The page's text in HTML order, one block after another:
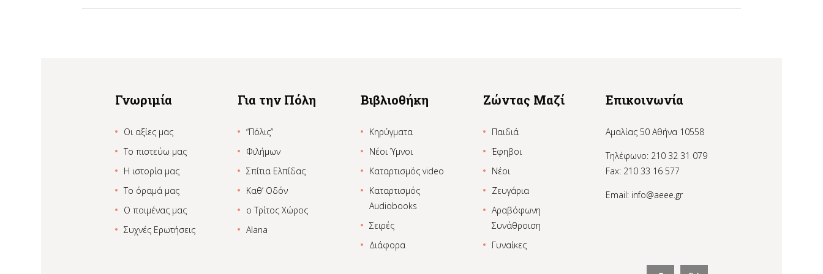
Γνωριμία
Οι αξίες μας
Το πιστεύω μας
Η ιστορία μας
Το όραμά μας
Ο ποιμένας μας
Συχνές Ερωτήσεις
Για την Πόλη
“Πόλις”
Φιλήμων
Σπίτια Ελπίδας
Καθ’ Οδόν
ο Τρίτος Χώρος
Alana
Βιβλιοθήκη
Κηρύγματα
Νέοι Ύμνοι
Καταρτισμός video
Καταρτισμός
Audiobooks
Σειρές
Διάφορα
Ζώντας Μαζί
Παιδιά
Έφηβοι
Νέοι
Ζευγάρια
Αραβόφωνη
Συνάθροιση
Γυναίκες
Επικοινωνία
Αμαλίας 50 Αθήνα 10558
Τηλέφωνο: 210 32 31 079
Fax: 210 33 16 577
Email: info@aeee.gr